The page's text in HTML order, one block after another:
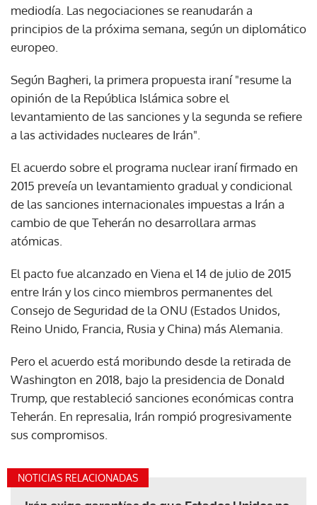
mediodía. Las negociaciones se reanudarán a
principios de la próxima semana, según un diplomático
europeo.
Según Bagheri, la primera propuesta iraní "resume la
opinión de la República Islámica sobre el
levantamiento de las sanciones y la segunda se refiere
a las actividades nucleares de Irán".
El acuerdo sobre el programa nuclear iraní firmado en
2015 preveía un levantamiento gradual y condicional
de las sanciones internacionales impuestas a Irán a
cambio de que Teherán no desarrollara armas
atómicas.
El pacto fue alcanzado en Viena el 14 de julio de 2015
entre Irán y los cinco miembros permanentes del
Consejo de Seguridad de la ONU (Estados Unidos,
Reino Unido, Francia, Rusia y China) más Alemania.
Pero el acuerdo está moribundo desde la retirada de
Washington en 2018, bajo la presidencia de Donald
Trump, que restableció sanciones económicas contra
Teherán. En represalia, Irán rompió progresivamente
sus compromisos.
NOTICIAS RELACIONADAS